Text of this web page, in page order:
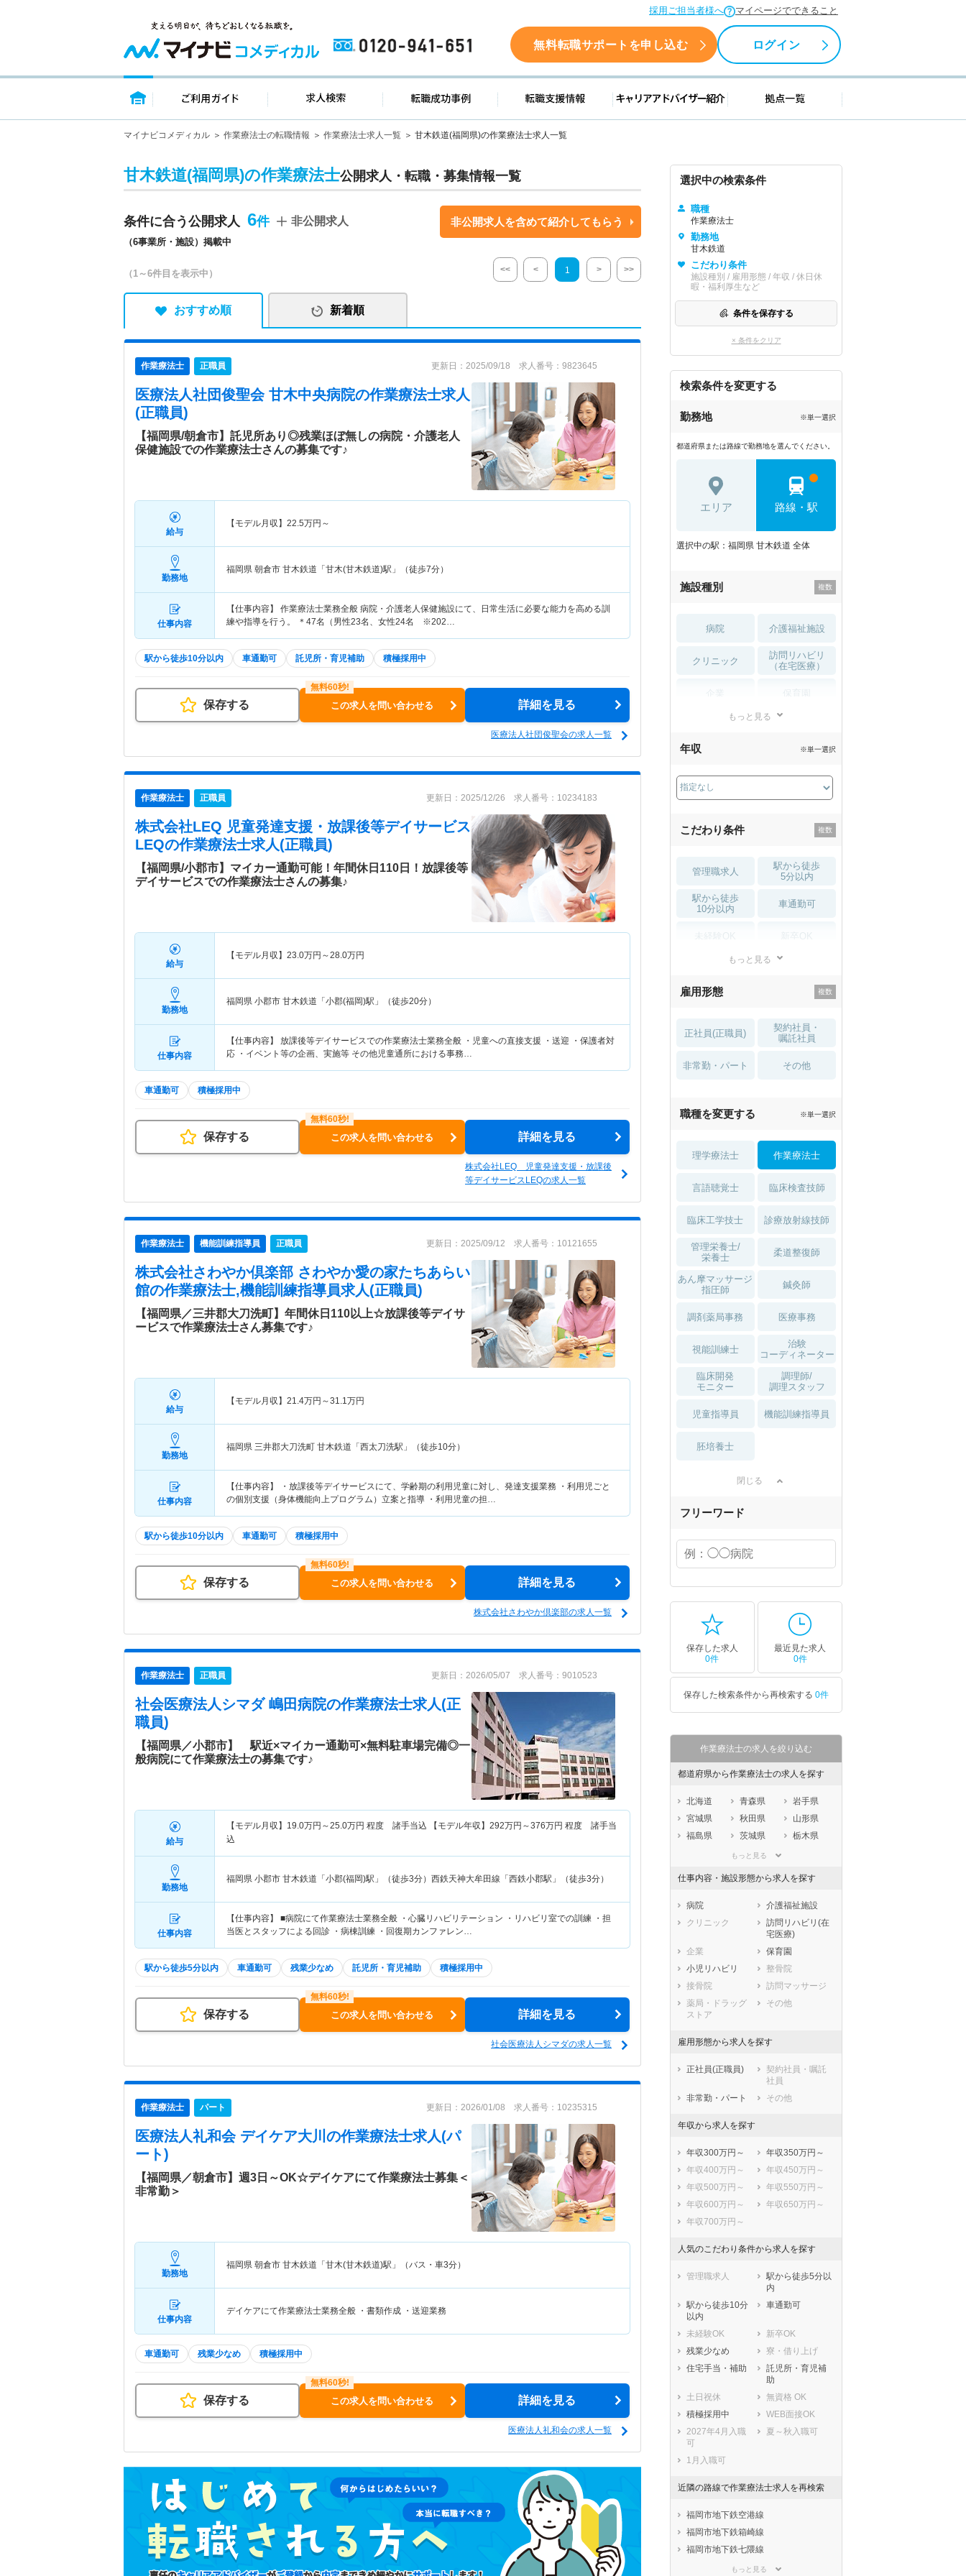
採用ご担当者様へ マイページでできること
0120-941-651 無料転職サポートを申し込む ログイン
トップページ ご利用ガイド 求人検索 転職成功事例 転職支援情報 キャリアアドバイザー紹介 拠点一覧
マイナビコメディカル 作業療法士の転職情報 作業療法士求人一覧 甘木鉄道(福岡県)の作業療法士求人一覧
甘木鉄道(福岡県)の作業療法士公開求人・転職・募集情報一覧
条件に合う公開求人 6
（6事業所・施設）掲載中
非公開求人 非公開求人を含めて紹介してもらう
（1～6件目を表示中） << < 1 > >>
おすすめ順 新着順
作業療法士 正職員 更新日：2025/09/18 求人番号：9823645
医療法人社団俊聖会 甘木中央病院の作業療法士求人
(正職員)
【福岡県/朝倉市】託児所あり◎残業ほぼ無しの病院・介護老人
保健施設での作業療法士さんの募集です♪
給与
【モデル月収】 22.5万円～
勤務地
福岡県 朝倉市 甘木鉄道「甘木(甘木鉄道)駅」（徒歩7分）
仕事内容
【仕事内容】 作業療法士業務全般 病院・介護老人保健施設にて、日常生活に必要な能力を高める訓
練や指導を行う。 ＊47名（男性23名、女性24名 ※202…
駅から徒歩10分以内 車通勤可 託児所・育児補助 積極採用中
保存する この求人を問い合わせる 詳細を見る
医療法人社団俊聖会の求人一覧
作業療法士 正職員 更新日：2025/12/26 求人番号：10234183
株式会社LEQ 児童発達支援・放課後等デイサービス
LEQの作業療法士求人(正職員)
【福岡県/小郡市】マイカー通勤可能！年間休日110日！放課後等
デイサービスでの作業療法士さんの募集♪
給与
【モデル月収】 23.0万円～28.0万円
勤務地
福岡県 小郡市 甘木鉄道「小郡(福岡)駅」（徒歩20分）
仕事内容
【仕事内容】 放課後等デイサービスでの作業療法士業務全般 ・児童への直接支援 ・送迎 ・保護者対
応 ・イベント等の企画、実施等 その他児童通所における事務…
車通勤可 積極採用中
保存する この求人を問い合わせる 詳細を見る
株式会社LEQ 児童発達支援・放課後
等デイサービスLEQの求人一覧
作業療法士 機能訓練指導員 正職員 更新日：2025/09/12 求人番号：10121655
株式会社さわやか倶楽部 さわやか愛の家たちあらい
館の作業療法士,機能訓練指導員求人(正職員)
【福岡県／三井郡大刀洗町】年間休日110以上☆放課後等デイサ
ービスで作業療法士さん募集です♪
給与
【モデル月収】 21.4万円～31.1万円
勤務地
福岡県 三井郡大刀洗町 甘木鉄道「西太刀洗駅」（徒歩10分）
仕事内容
【仕事内容】 ・放課後等デイサービスにて、学齢期の利用児童に対し、発達支援業務 ・利用児ごと
の個別支援（身体機能向上プログラム）立案と指導 ・利用児童の担…
駅から徒歩10分以内 車通勤可 積極採用中
保存する この求人を問い合わせる 詳細を見る
株式会社さわやか倶楽部の求人一覧
作業療法士 正職員 更新日：2026/05/07 求人番号：9010523
社会医療法人シマダ 嶋田病院の作業療法士求人(正
職員)
【福岡県／小郡市】 駅近×マイカー通勤可×無料駐車場完備◎一
般病院にて作業療法士の募集です♪
給与
【モデル月収】 19.0万円～25.0万円 程度 諸手当込 【モデル年収】 292万円～376万円 程度 諸手当
込
勤務地
福岡県 小郡市 甘木鉄道「小郡(福岡)駅」（徒歩3分）西鉄天神大牟田線「西鉄小郡駅」（徒歩3分）
仕事内容
【仕事内容】 ■病院にて作業療法士業務全般 ・心臓リハビリテーション ・リハビリ室での訓練 ・担
当医とスタッフによる回診 ・病棟訓練 ・回復期カンファレン…
駅から徒歩5分以内 車通勤可 残業少なめ 託児所・育児補助 積極採用中
保存する この求人を問い合わせる 詳細を見る
社会医療法人シマダの求人一覧
作業療法士 パート 更新日：2026/01/08 求人番号：10235315
医療法人礼和会 デイケア大川 の作業療法士求人(パ
ート)
【福岡県／朝倉市】週3日～OK☆デイケアにて作業療法士募集＜
非常勤＞
勤務地
福岡県 朝倉市 甘木鉄道「甘木(甘木鉄道)駅」（バス・車3分）
仕事内容
デイケアにて作業療法士業務全般 ・書類作成 ・送迎業務
車通勤可 残業少なめ 積極採用中
保存する この求人を問い合わせる 詳細を見る
医療法人礼和会の求人一覧
選択中の検索条件
職種
作業療法士
勤務地
甘木鉄道
こだわり条件
施設種別 / 雇用形態 / 年収 / 休日休
暇・福利厚生など
条件を保存する
× 条件をクリア
検索条件を変更する
勤務地 ※単一選択
都道府県または路線で勤務地を選んでください。
エリア 路線・駅
選択中の駅：福岡県 甘木鉄道 全体
施設種別
病院 介護福祉施設
クリニック
訪問リハビリ
（在宅医療）
薬局・
もっと見る
年収 ※単一選択
こだわり条件
管理職求人
駅から徒歩
5分以内
駅から徒歩
10分以内
車通勤可
住宅手当・補助
土日祝休 無資格 OK
積極採用中 WEB面接OK
もっと見る
雇用形態
正社員(正職員)
契約社員・
嘱託社員
非常勤・パート その他
職種を変更する ※単一選択
理学療法士 作業療法士
言語聴覚士 臨床検査技師
臨床工学技士 診療放射線技師
管理栄養士/
栄養士
柔道整復師
あん摩マッサージ
指圧師
鍼灸師
調剤薬局事務 医療事務
視能訓練士
治験
コーディネーター
臨床開発
モニター
調理師/
調理スタッフ
児童指導員 機能訓練指導員
胚培養士
閉じる
フリーワード
保存した求人
0件
最近見た求人
0件
保存した検索条件から再検索する 0件
作業療法士の求人を絞り込む
都道府県から作業療法士の求人を探す
北海道 青森県
岩手県
宮城県
秋田県
山形県
福島県
茨城県
栃木県
埼玉県
石川県
福井県
岐阜県
静岡県
愛知県
三重県
大阪府
兵庫県
奈良県
鳥取県
島根県
広島県
山口県
徳島県
香川県
愛媛県
熊本県
大分県
もっと見る
仕事内容・施設形態から求人を探す
病院
介護福祉施設
クリニック
訪問リハビリ(在
宅医療)
企業
保育園
小児リハビリ
整骨院
接骨院
訪問マッサージ
薬局・ドラッグ
ストア
その他
雇用形態から求人を探す
正社員(正職員)
契約社員・嘱託
社員
非常勤・パート
その他
年収から求人を探す
年収300万円～
年収350万円～
年収400万円～
年収450万円～
年収500万円～
年収550万円～
年収600万円～
年収650万円～
年収700万円～
人気のこだわり条件から求人を探す
管理職求人
駅から徒歩5分以
内
駅から徒歩10分
以内
車通勤可
未経験OK
新卒OK
残業少なめ
寮・借り上げ
住宅手当・補助
託児所・育児補
助
土日祝休
無資格 OK
積極採用中
WEB面接OK
2027年4月入職
可
夏～秋入職可
1月入職可
近隣の路線で作業療法士求人を再検索
福岡市地下鉄空港線
福岡市地下鉄箱崎線
福岡市地下鉄七隈線
ＪＲ鹿児島本線(門司港－八代)
もっと見る